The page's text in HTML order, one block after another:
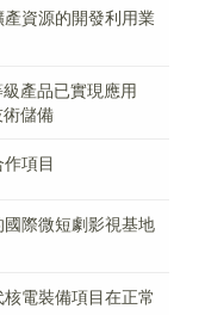
資源的開發利用業
產品已實現應用
儲備
項目
際微短劇影視基地
電裝備項目在正常